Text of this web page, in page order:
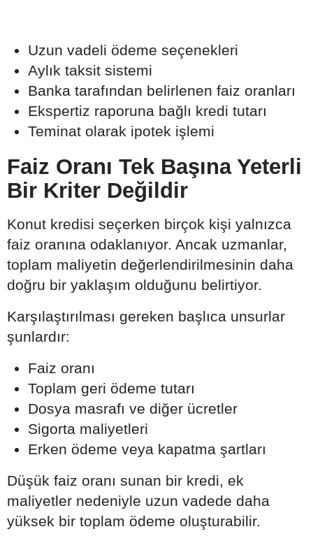
Uzun vadeli ödeme seçenekleri
Aylık taksit sistemi
Banka tarafından belirlenen faiz oranları
Ekspertiz raporuna bağlı kredi tutarı
Teminat olarak ipotek işlemi
Faiz Oranı Tek Başına Yeterli
Bir Kriter Değildir
Konut kredisi seçerken birçok kişi yalnızca
faiz oranına odaklanıyor. Ancak uzmanlar,
toplam maliyetin değerlendirilmesinin daha
doğru bir yaklaşım olduğunu belirtiyor.
Karşılaştırılması gereken başlıca unsurlar
şunlardır:
Faiz oranı
Toplam geri ödeme tutarı
Dosya masrafı ve diğer ücretler
Sigorta maliyetleri
Erken ödeme veya kapatma şartları
Düşük faiz oranı sunan bir kredi, ek
maliyetler nedeniyle uzun vadede daha
yüksek bir toplam ödeme oluşturabilir.